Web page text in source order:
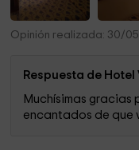
Opinión realizada: 30/
Respuesta de
Muchísimas gracias
encantados de que